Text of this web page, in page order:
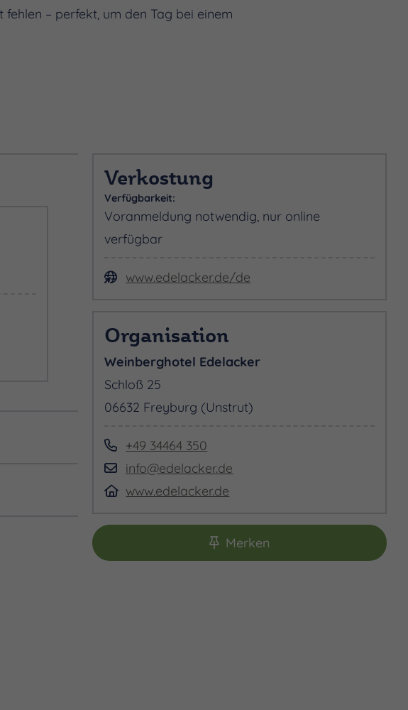
fehlen – perfekt, um den Tag bei einem
Verkostung
Verfügbarkeit:
Voranmeldung notwendig, nur online
verfügbar
www.edelacker.de/de
Organisation
Weinberghotel Edelacker
Schloß 25
06632 Freyburg (Unstrut)
+49 34464 350
info@edelacker.de
www.edelacker.de
Merken